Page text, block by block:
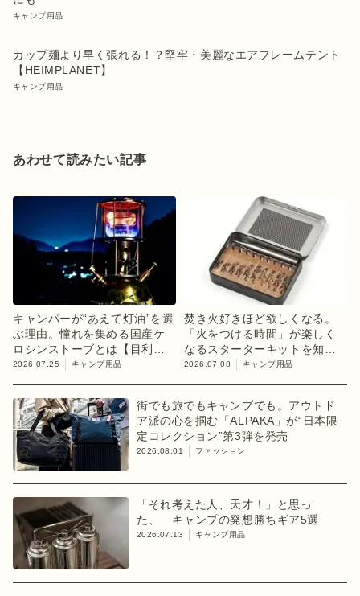
キャンプ用品
カップ麺より早く張れる！？堅牢・美麗なエアフレームテント
【HEIMPLANET】
キャンプ用品
あわせて読みたい記事
キャンパーが“あえて灯油”を選
ぶ理由。憧れを集める国産ケ
ロシンストーブとは【目利き
のキャンプギア】
2026.07.25 キャンプ用品
焚き火好きほど欲しくなる。
「火をつける時間」が楽しく
なるスターターキットを知っ
てますか？
2026.07.08 キャンプ用品
街でも旅でもキャンプでも。アウトド
ア派の心を掴む「ALPAKA」が“日本限
定コレクション”第3弾を発売
2026.08.01 ファッション
「それ考えた人、天才！」と思っ
た、 キャンプの発想勝ちギア5選
2026.07.13 キャンプ用品